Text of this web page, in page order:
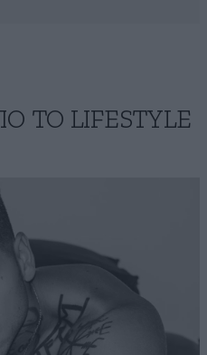
ΤΟ LIFESTYLE